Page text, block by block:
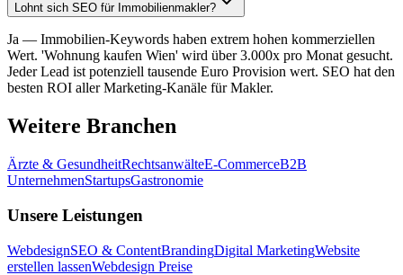
Lohnt sich SEO für Immobilienmakler?
Ja — Immobilien-Keywords haben extrem hohen kommerziellen
Wert. 'Wohnung kaufen Wien' wird über 3.000x pro Monat gesucht.
Jeder Lead ist potenziell tausende Euro Provision wert. SEO hat den
besten ROI aller Marketing-Kanäle für Makler.
Weitere Branchen
Ärzte & GesundheitRechtsanwälteE-CommerceB2B
UnternehmenStartupsGastronomie
Unsere Leistungen
WebdesignSEO & ContentBrandingDigital MarketingWebsite
erstellen lassenWebdesign Preise